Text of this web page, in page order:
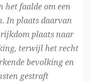
het faalde om een
In plaats daarvan
plaats naar
terwijl het recht
bevolking en
gestraft